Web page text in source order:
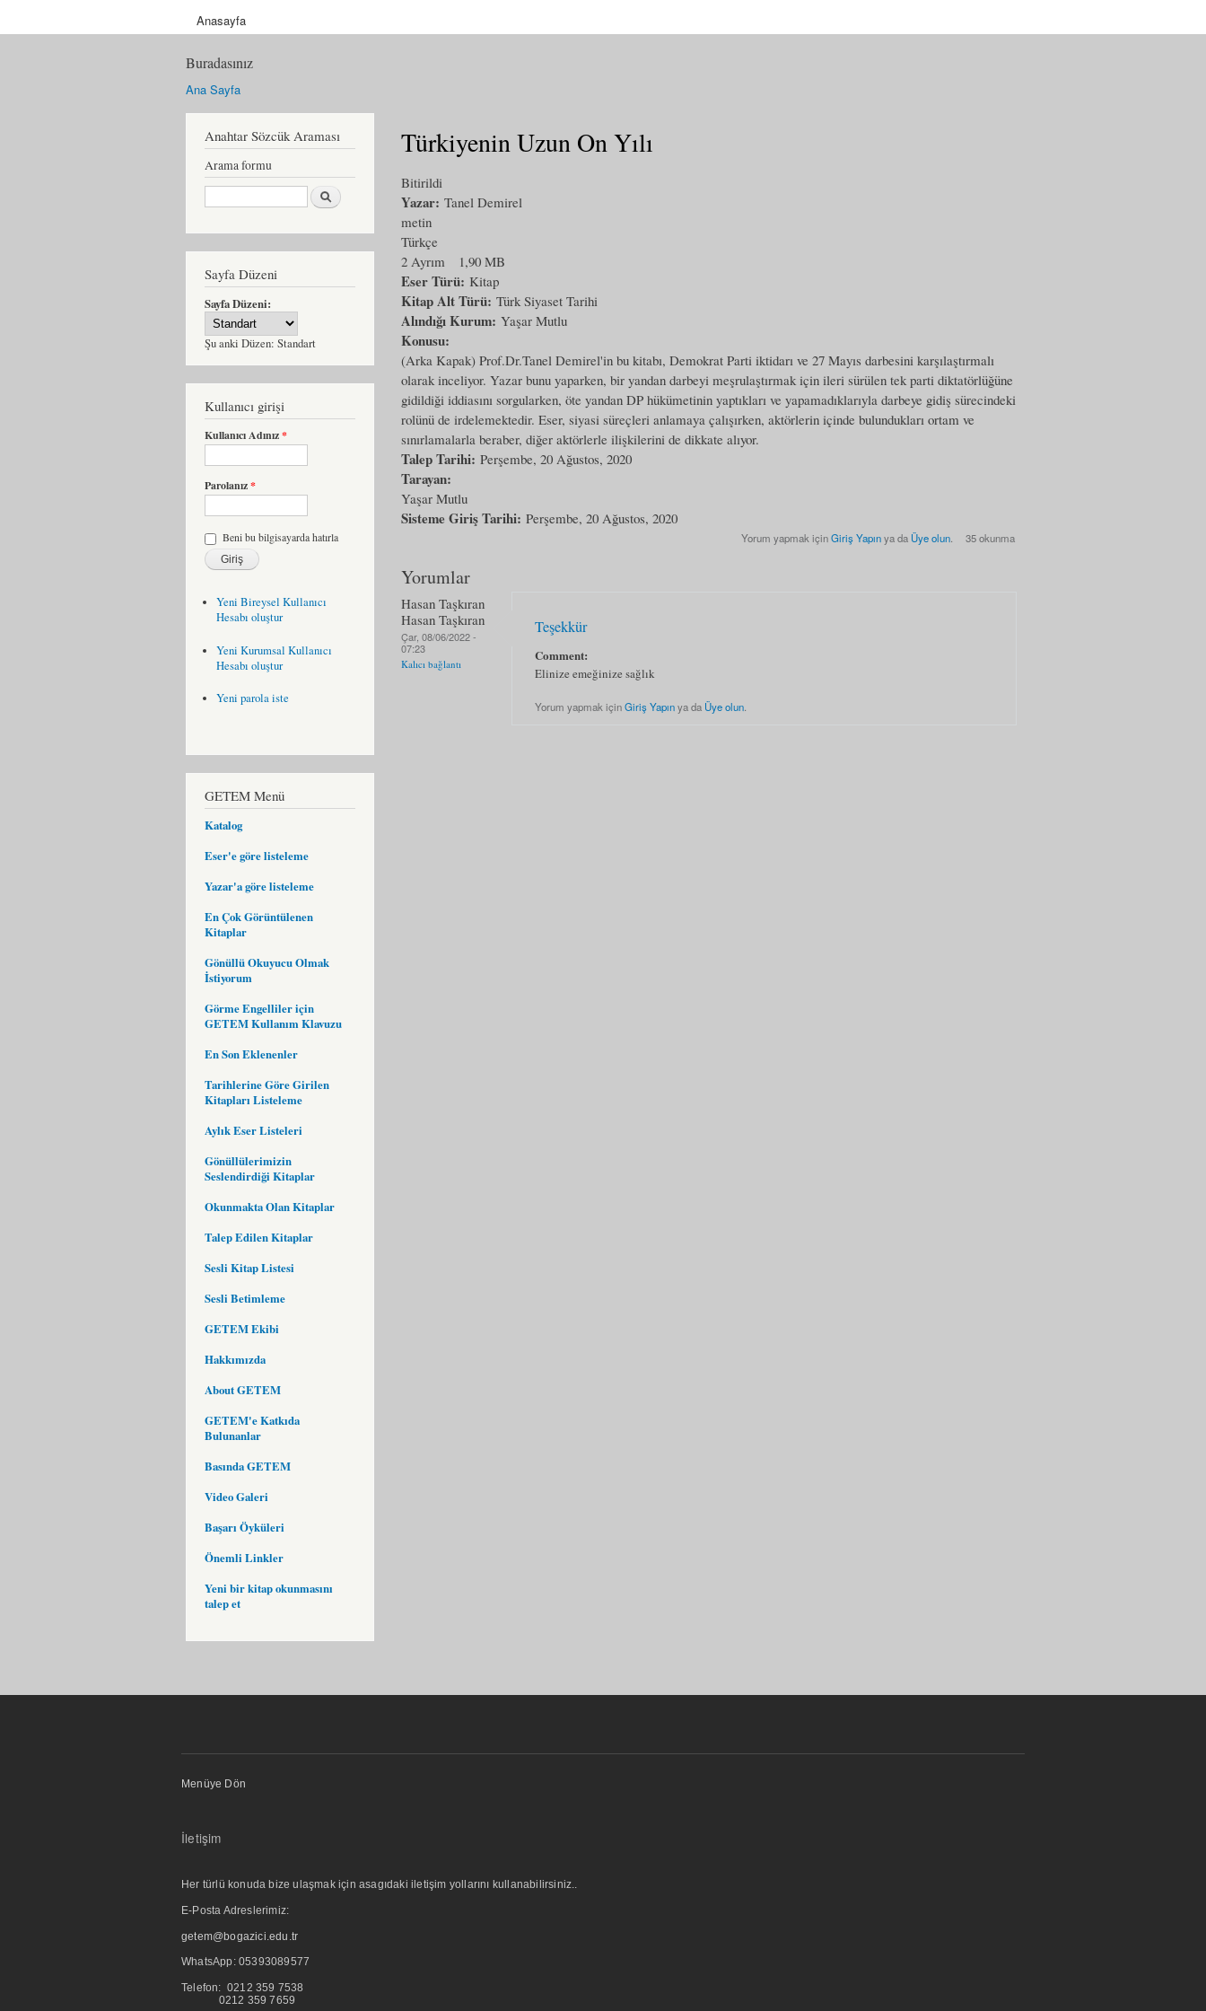
Anasayfa
Buradasınız
Ana Sayfa
Anahtar Sözcük Araması
Arama formu
Ara
Sayfa Düzeni
Sayfa Düzeni:
Şu anki Düzen: Standart
Kullanıcı girişi
Kullanıcı Adınız*
Parolanız*
Beni bu bilgisayarda hatırla
Yeni Bireysel Kullanıcı
Hesabı oluştur
Yeni Kurumsal Kullanıcı
Hesabı oluştur
Yeni parola iste
GETEM Menü
Katalog
Eser'e göre listeleme
Yazar'a göre listeleme
En Çok Görüntülenen
Kitaplar
Gönüllü Okuyucu Olmak
İstiyorum
Görme Engelliler için
GETEM Kullanım Klavuzu
En Son Eklenenler
Tarihlerine Göre Girilen
Kitapları Listeleme
Aylık Eser Listeleri
Gönüllülerimizin
Seslendirdiği Kitaplar
Okunmakta Olan Kitaplar
Talep Edilen Kitaplar
Sesli Kitap Listesi
Sesli Betimleme
GETEM Ekibi
Hakkımızda
About GETEM
GETEM'e Katkıda
Bulunanlar
Basında GETEM
Video Galeri
Başarı Öyküleri
Önemli Linkler
Yeni bir kitap okunmasını
talep et
Türkiyenin Uzun On Yılı
Bitirildi
Yazar: Tanel Demirel
metin
Türkçe
2 Ayrım
1,90 MB
Eser Türü: Kitap
Kitap Alt Türü: Türk Siyaset Tarihi
Alındığı Kurum: Yaşar Mutlu
Konusu:
(Arka Kapak) Prof.Dr.Tanel Demirel'in bu kitabı, Demokrat Parti iktidarı ve 27 Mayıs darbesini karşılaştırmalı
olarak inceliyor. Yazar bunu yaparken, bir yandan darbeyi meşrulaştırmak için ileri sürülen tek parti diktatörlüğüne
gidildiği iddiasını sorgularken, öte yandan DP hükümetinin yaptıkları ve yapamadıklarıyla darbeye gidiş sürecindeki
rolünü de irdelemektedir. Eser, siyasi süreçleri anlamaya çalışırken, aktörlerin içinde bulundukları ortam ve
sınırlamalarla beraber, diğer aktörlerle ilişkilerini de dikkate alıyor.
Talep Tarihi: Perşembe, 20 Ağustos, 2020
Tarayan:
Yaşar Mutlu
Sisteme Giriş Tarihi: Perşembe, 20 Ağustos, 2020
Yorum yapmak içinGiriş Yapınya da Üye olun. 35 okunma
Yorumlar
Hasan Taşkıran
Hasan Taşkıran
Çar, 08/06/2022 -
07:23
Kalıcı bağlantı
Teşekkür
Comment:
Elinize emeğinize sağlık
Yorum yapmak içinGiriş Yapınya da Üye olun
Menüye Dön
İletişim
Her türlü konuda bize ulaşmak için asagıdaki iletişim yollarını kullanabilirsiniz..
E-Posta Adreslerimiz:
getem@bogazici.edu.tr
WhatsApp: 05393089577
Telefon: 0212 359 7538
0212 359 7659